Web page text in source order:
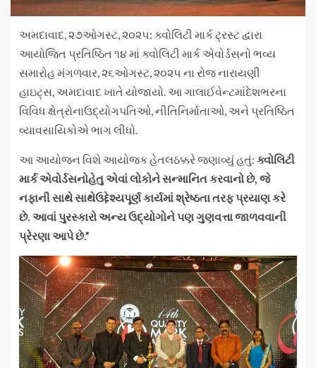
અમદાવાદ, ૨૭ઓગસ્ટ, ૨૦૨૫: ક્વોલિટી માર્ક ટ્રસ્ટ દ્વારા
આયોજિત પ્રતિષ્ઠિત ૧૪ માં ક્વોલિટી માર્ક એવોર્ડસનો ભવ્ય
સમારોહ મંગળવાર, ૨૬ઓગસ્ટ, ૨૦૨૫ ના રોજ નારાયણી
હાઇટ્સ, અમદાવાદ ખાતે યોજાયો. આ ગાલાઈવેન્ટમાંદેશભરના
વિવિધ ક્ષેત્રોનાઉદ્યોગપતિઓ, નીતિનિર્માતાઓ, અને પ્રતિષ્ઠિત
વ્યાવસાયિકોએ ભાગ લીધો.
આ આયોજન વિશે આયોજક હેતલઠક્કરે જણાવ્યું હતું: ક્વોલિટી
માર્ક એવોર્ડસનોહેતુ એવાં લોકોને સન્માનિત કરવાનો છે, જે
નફાની સાથે સાથેઉદ્દેશ્યપૂર્ણ કાર્યમાં શ્રેષ્ઠતા તરફ પ્રયાણ કરે
છે. આવાં પુરસ્કારો અન્ય ઉદ્યોગોને પણ ગુણવત્તા જાળવવાની
પ્રેરણા આપે છે.”